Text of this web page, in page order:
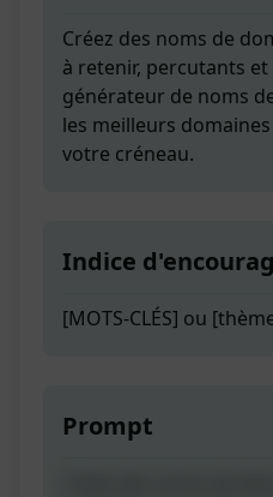
Créez des noms de
à retenir, percutants
générateur de noms
les meilleurs
votre créneau.
Indice
[MOTS-CLÉS] ou
Prompt